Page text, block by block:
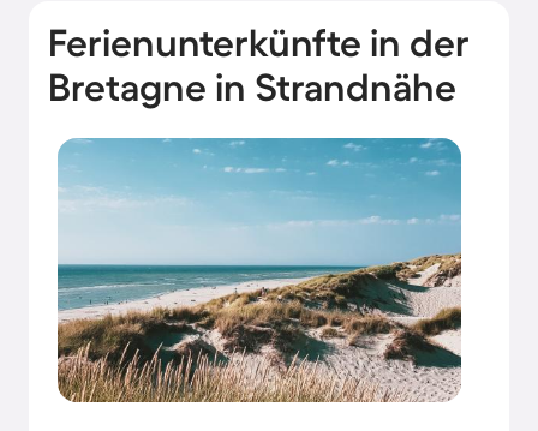
Ferienunterkünfte in der
Bretagne in Strandnähe